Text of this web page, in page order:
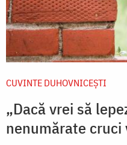
CUVINTE DUHOVNICEȘTI
„Dacă vrei să
nenumărate cruci